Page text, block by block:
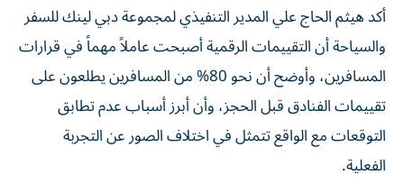
أكد هيثم الحاج علي المدير التنفيذي لمجموعة دبي لينك للسفر
والسياحة أن التقييمات الرقمية أصبحت عاملاً مهماً في قرارات
المسافرين، وأوضح أن نحو 80% من المسافرين يطلعون على
تقييمات الفنادق قبل الحجز، وأن أبرز أسباب عدم تطابق
التوقعات مع الواقع تتمثل في اختلاف الصور عن التجربة
الفعلية.